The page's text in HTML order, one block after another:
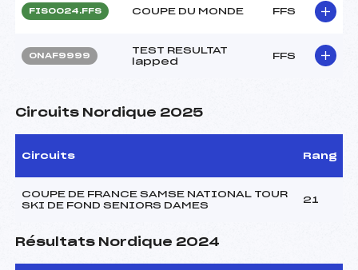
FIS0024.FFS COUPE DU MONDE FFS
ONAF9999
TEST RESULTAT
lapped
FFS
Circuits Nordique 2025
Circuits Rang
COUPE DE FRANCE SAMSE NATIONAL TOUR
SKI DE FOND SENIORS DAMES
21
Résultats Nordique 2024